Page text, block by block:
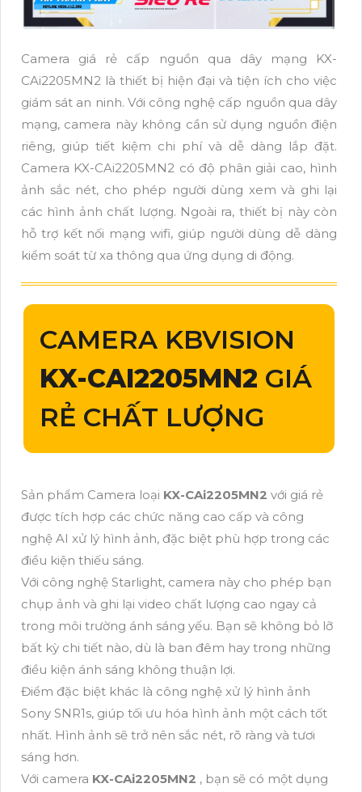
Camera giá rẻ cấp nguồn qua dây mạng KX-
CAi2205MN2 là thiết bị hiện đại và tiện ích cho việc
giám sát an ninh. Với công nghệ cấp nguồn qua dây
mạng, camera này không cần sử dụng nguồn điện
riêng, giúp tiết kiệm chi phí và dễ dàng lắp đặt.
Camera KX-CAi2205MN2 có độ phân giải cao, hình
ảnh sắc nét, cho phép người dùng xem và ghi lại
các hình ảnh chất lượng. Ngoài ra, thiết bị này còn
hỗ trợ kết nối mạng wifi, giúp người dùng dễ dàng
kiểm soát từ xa thông qua ứng dụng di động.
CAMERA KBVISION
KX-CAI2205MN2 GIÁ
RẺ CHẤT LƯỢNG
Sản phẩm Camera loại KX-CAi2205MN2 với giá rẻ
được tích hợp các chức năng cao cấp và công
nghệ AI xử lý hình ảnh, đặc biệt phù hợp trong các
điều kiện thiếu sáng.
Với công nghệ Starlight, camera này cho phép bạn
chụp ảnh và ghi lại video chất lượng cao ngay cả
trong môi trường ánh sáng yếu. Bạn sẽ không bỏ lỡ
bất kỳ chi tiết nào, dù là ban đêm hay trong những
điều kiện ánh sáng không thuận lợi.
Điểm đặc biệt khác là công nghệ xử lý hình ảnh
Sony SNR1s, giúp tối ưu hóa hình ảnh một cách tốt
nhất. Hình ảnh sẽ trở nên sắc nét, rõ ràng và tươi
sáng hơn.
Với camera KX-CAi2205MN2 , bạn sẽ có một dụng